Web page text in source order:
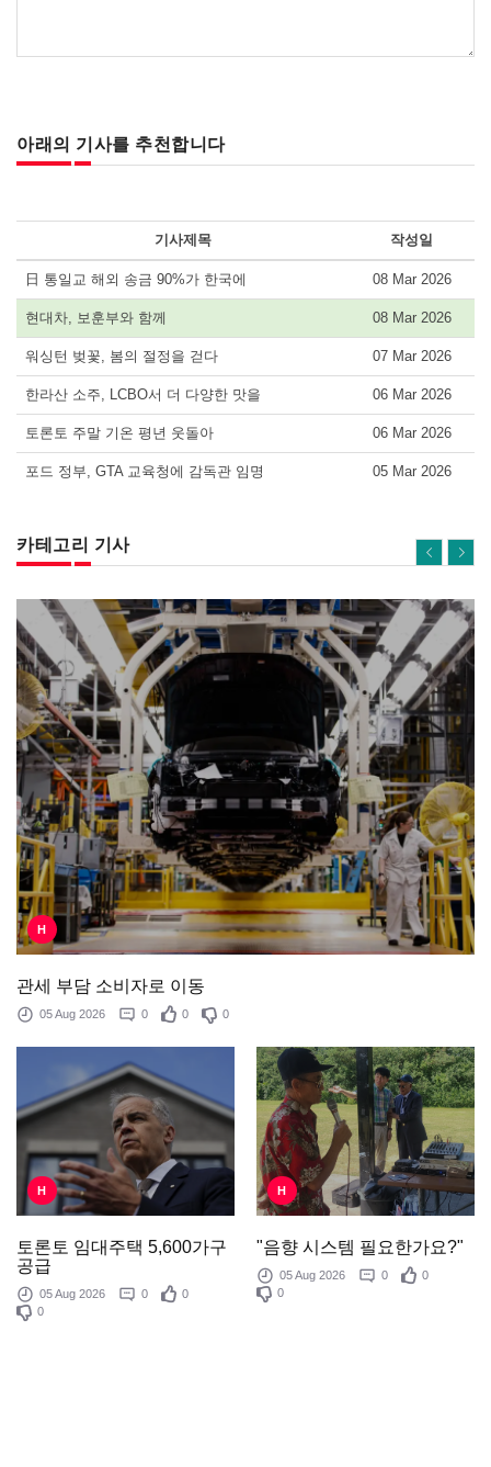
아래의 기사를 추천합니다
기사제목 작성일
日 통일교 해외 송금 90%가 한국에 08 Mar 2026
현대차, 보훈부와 함께 08 Mar 2026
워싱턴 벚꽃, 봄의 절정을 걷다 07 Mar 2026
한라산 소주, LCBO서 더 다양한 맛을 06 Mar 2026
토론토 주말 기온 평년 웃돌아 06 Mar 2026
포드 정부, GTA 교육청에 감독관 임명 05 Mar 2026
카테고리 기사
H
관세 부담 소비자로 이동
05 Aug 2026 0 0 0
H
토론토 임대주택 5,600가구
공급
05 Aug 2026 0
0
0
H
"음향 시스템 필요한가요?"
05 Aug 2026 0
0
0